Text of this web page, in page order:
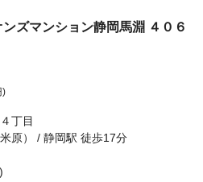
ンズマンション静岡馬淵 ４０６
)
丁目
原） / 静岡駅 徒歩17分